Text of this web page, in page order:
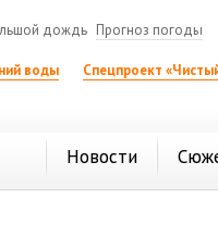
дождь Прогноз погоды
воды
Спецпроект
Новости